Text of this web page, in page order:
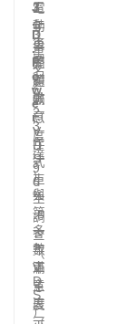
J
.
D
.
P
o
w
e
r
三
年
後
問
題
數
（
V
D
S
）
與
第
一
年
滿
意
度
3
.
3
萬
名
2
0
2
3
年
式
車
主
調
查
（
V
D
S
）
電
動
車
整
體
滿
意
度
達
9
6
%
，
多
數
車
主
表